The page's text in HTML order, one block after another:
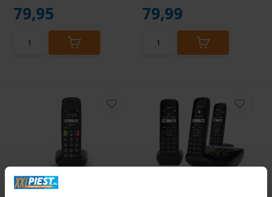
79,95 79,99
Gigaset E290R - Dect